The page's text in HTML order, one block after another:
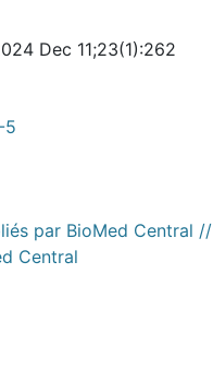
Dec 11;23(1):262
5
par BioMed Central //
Central